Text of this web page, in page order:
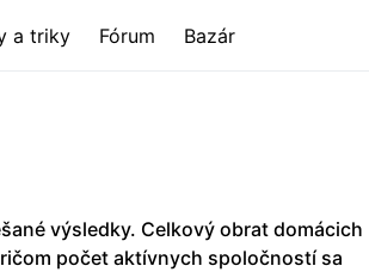
a triky Fórum Bazár
výsledky. Celkový obrat domácich
počet aktívnych spoločností sa